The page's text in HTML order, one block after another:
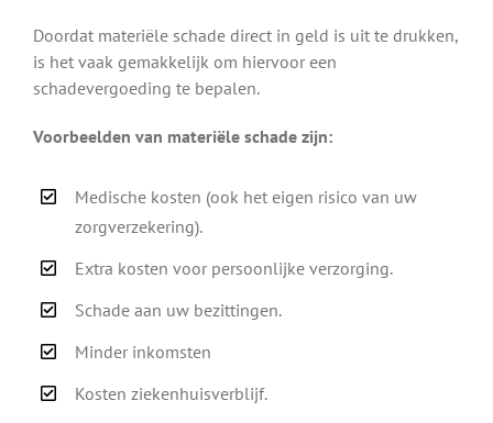
Doordat materiële schade direct in geld is uit te drukken,
is het vaak gemakkelijk om hiervoor een
schadevergoeding te bepalen.
Voorbeelden van materiële schade zijn:
Medische kosten (ook het eigen risico van uw
zorgverzekering).
Extra kosten voor persoonlijke verzorging.
Schade aan uw bezittingen.
Minder inkomsten
Kosten ziekenhuisverblijf.